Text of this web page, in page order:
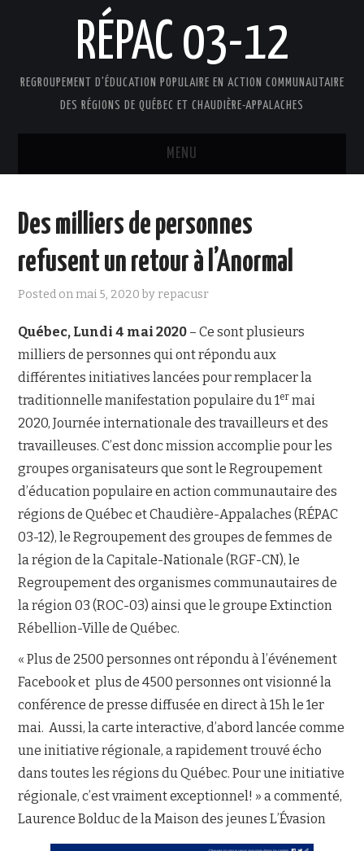
RÉPAC 03-12
REGROUPEMENT D'ÉDUCATION POPULAIRE EN ACTION COMMUNAUTAIRE
DES RÉGIONS DE QUÉBEC ET CHAUDIÈRE-APPALACHES
MENU
PRÉSENTATION
FAIRE UN DON !
NOUS JOINDRE
Des milliers de personnes
refusent un retour à l’Anormal
Posted onmai 5, 2020 byrepacusr
Québec, Lundi 4 mai 2020 – Ce sont plusieurs
milliers de personnes qui ont répondu aux
différentes initiatives lancées pour remplacer la
traditionnelle manifestation populaire du 1er mai
2020, Journée internationale des travailleurs et des
travailleuses. C’est donc mission accomplie pour les
groupes organisateurs que sont le Regroupement
d’éducation populaire en action communautaire des
régions de Québec et Chaudière-Appalaches (RÉPAC
03-12), le Regroupement des groupes de femmes de
la région de la Capitale-Nationale (RGF-CN), le
Regroupement des organismes communautaires de
la région 03 (ROC-03) ainsi que le groupe Extinction
Rébellion-Ville de Québec.
« Plus de 2500 personnes ont répondu à l’événement
Facebook et plus de 4500 personnes ont visionné la
conférence de presse diffusée en direct à 15h le 1er
mai. Aussi, la carte interactive, d’abord lancée comme
une initiative régionale, a rapidement trouvé écho
dans toutes les régions du Québec. Pour une initiative
régionale, c’est vraiment exceptionnel! » a commenté,
Laurence Bolduc de la Maison des jeunes L’Évasion